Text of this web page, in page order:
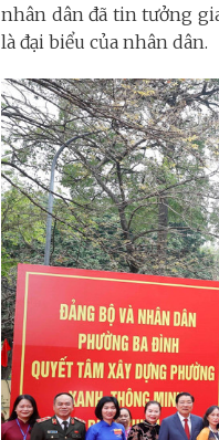
nhân dân đã tin tưởng
là đại biểu của nhân dân.